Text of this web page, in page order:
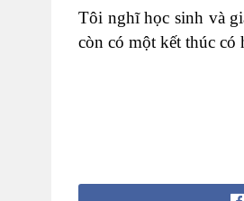
Tôi nghĩ học sinh và
còn có một kết thúc có